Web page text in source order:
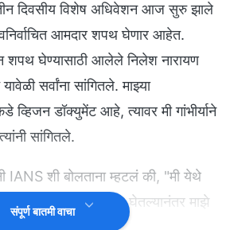
तीन दिवसीय विशेष अधिवेशन आज सुरु झाले
आमदार शपथ घेणार आहेत.
शपथ घेण्यासाठी आलेले निलेश नारायण
सर्वांना सांगितले. माझ्या
व्हिजन डॉक्युमेंट आहे, त्यावर मी गांभीर्याने
सांगितले.
IANS शी बोलताना म्हटलं की, "मी येथे
आलो आहे. शपथ घेतल्यानंतर माझे
संपूर्ण बातमी वाचा